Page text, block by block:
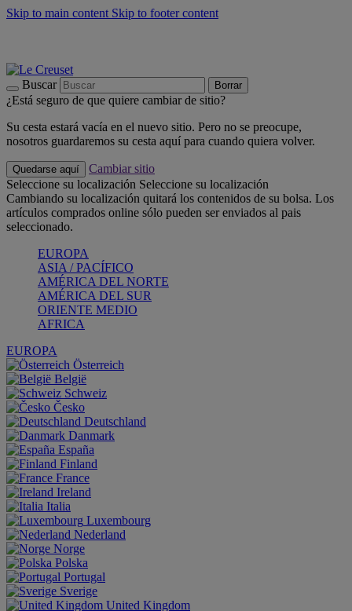
Skip to main content Skip to footer content
Buscar Borrar
¿Está seguro de que quiere cambiar de sitio?
Su cesta estará vacía en el nuevo sitio. Pero no se preocupe,
nosotros guardaremos su cesta aquí para cuando quiera volver.
Quedarse aquí
Cambiar sitio
Seleccione su localización Seleccione su localización
Cambiando su localización quitará los contenidos de su bolsa. Los
artículos comprados online sólo pueden ser enviados al pais
seleccionado.
EUROPA
ASIA / PACÍFICO
AMÉRICA DEL NORTE
AMÉRICA DEL SUR
ORIENTE MEDIO
AFRICA
EUROPA
Österreich
België
Schweiz
Česko
Deutschland
Danmark
España
Finland
France
Ireland
Italia
Luxembourg
Nederland
Norge
Polska
Portugal
Sverige
United Kingdom